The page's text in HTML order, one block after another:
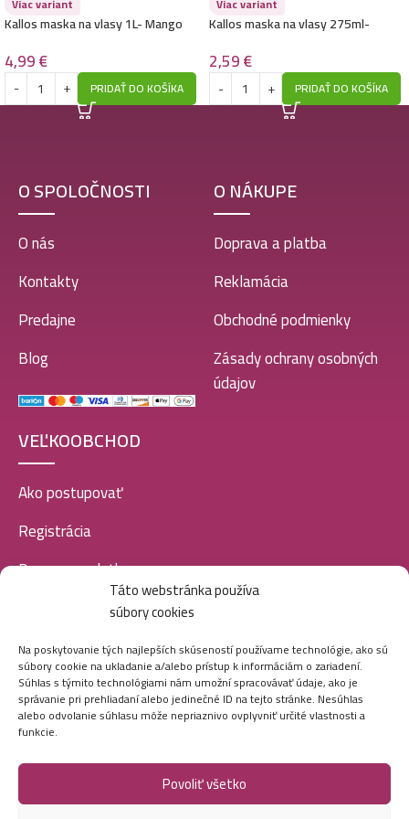
Táto webstránka používa
súbory cookies
Na poskytovanie tých najlepších skúseností používame technológie, ako sú
súbory cookie na ukladanie a/alebo prístup k informáciám o zariadení.
Súhlas s týmito technológiami nám umožní spracovávať údaje, ako je
správanie pri prehliadaní alebo jedinečné ID na tejto stránke. Nesúhlas
alebo odvolanie súhlasu môže nepriaznivo ovplyvniť určité vlastnosti a
funkcie.
Povoliť všetko
Kallos šampón na vlasy 1L- Vanilla
4,49€
Kallos šampón na vlasy s dávkovačom 1L- Deep
Kallos šampón na vlasy s dávkovačom 1L- Nourishing
5,49
Kallos šampón na vlasy 1L- Pro-Tox – Cannabis
4,79
Kallos šampón na vlasy 1L- Multivitamin
4,49
Kallos šampón na vlasy 1L- Silk
4,49€
Kallos šampón na vlasy 1L- Banana
4,49€
Kallos maska na vlasy 1L- Mango
4,99€
PRIDAŤ DO KOŠÍKA
Kallos maska na vlasy 275ml-
2,59€
PRIDAŤ DO KOŠÍKA
O SPOLOČNOSTI
O nás
Kontakty
Predajne
Blog
O NÁKUPE
Doprava a platba
Reklamácia
Obchodné podmienky
Zásady ochrany osobných
údajov
VEĽKOOBCHOD
Ako postupovať
Registrácia
Doprava a platba
SOCIÁLNE SIETE
Marei.sk - Všetky práva vyhradené - 2026